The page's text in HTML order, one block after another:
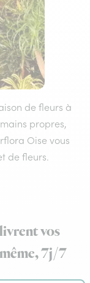
de fleurs à
propres,
Oise vous
de fleurs.
vos
7j/7